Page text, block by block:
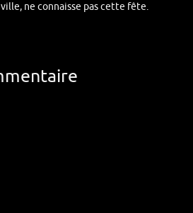
ne connaisse pas cette fête.